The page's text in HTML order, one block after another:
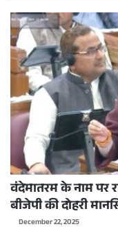
वंदेमातरम के नाम पर
बीजेपी की दोहरी
December 22, 2025